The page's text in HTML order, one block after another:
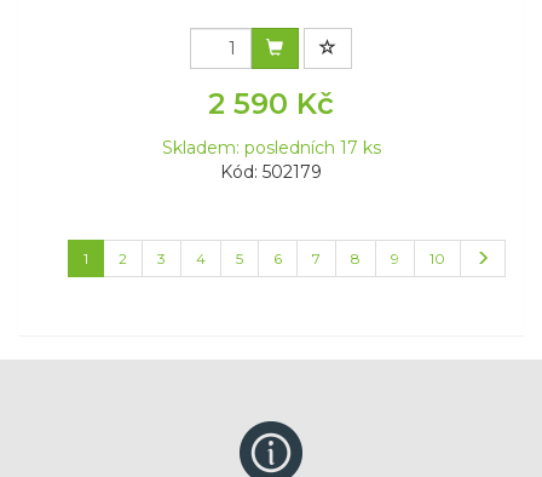
2 590 Kč
Skladem: posledních 17 ks
Kód: 502179
1 2 3 4 5 6 7 8 9 10